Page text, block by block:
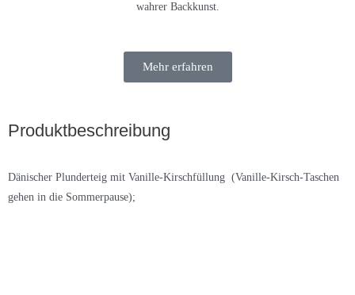
wahrer Backkunst.
Mehr erfahren
Produktbeschreibung
Dänischer Plunderteig mit Vanille-Kirschfüllung (Vanille-Kirsch-Taschen
gehen in die Sommerpause);